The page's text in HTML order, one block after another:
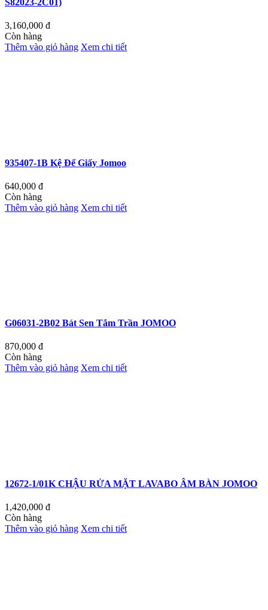
S82023-2C01)
3,160,000 đ
Còn hàng
Thêm vào giỏ hàng Xem chi tiết
935407-1B Kệ Để Giấy Jomoo
640,000 đ
Còn hàng
Thêm vào giỏ hàng Xem chi tiết
G06031-2B02 Bát Sen Tắm Trần JOMOO
870,000 đ
Còn hàng
Thêm vào giỏ hàng Xem chi tiết
12672-1/01K CHẬU RỬA MẶT LAVABO ÂM BÀN JOMOO
1,420,000 đ
Còn hàng
Thêm vào giỏ hàng Xem chi tiết